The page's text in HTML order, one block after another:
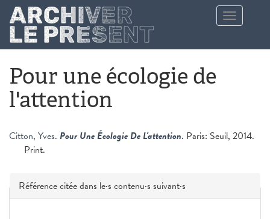
Aller au contenu principal
Toggle
navigation
Pour une écologie de
l'attention
Citton, Yves. Pour Une Écologie De L'attention. Paris: Seuil, 2014.
Print.
Masquer
Référence citée dans le·s contenu·s suivant·s